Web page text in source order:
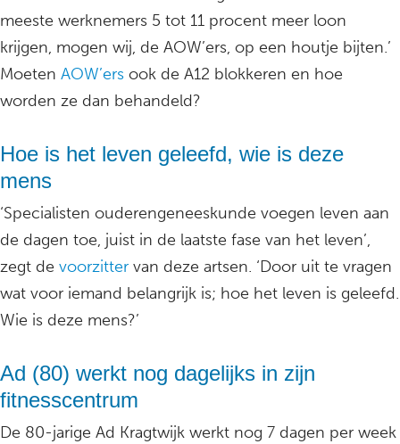
meeste werknemers 5 tot 11 procent meer loon
krijgen, mogen wij, de AOW’ers, op een houtje bijten.’
Moeten AOW’ers ook de A12 blokkeren en hoe
worden ze dan behandeld?
Hoe is het leven geleefd, wie is deze
mens
‘Specialisten ouderengeneeskunde voegen leven aan
de dagen toe, juist in de laatste fase van het leven’,
zegt de voorzitter van deze artsen. ‘Door uit te vragen
wat voor iemand belangrijk is; hoe het leven is geleefd.
Wie is deze mens?’
Ad (80) werkt nog dagelijks in zijn
fitnesscentrum
De 80-jarige Ad Kragtwijk werkt nog 7 dagen per week